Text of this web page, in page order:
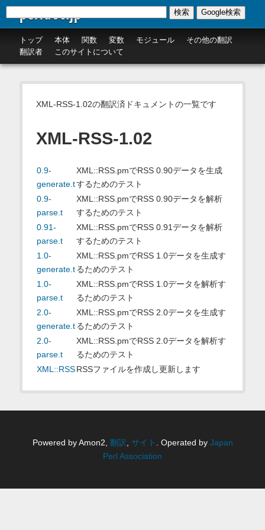
perldoc.jp
トップ 本体 関数 変数 モジュール
その他の翻訳
翻訳者
このサイトについて
検索 Google検索
XML-RSS-1.02の翻訳済ドキュメントの一覧です
XML-RSS-1.02
0.9-
generate.t
XML::RSS.pmでRSS 0.90データを生成
するためのテスト
0.9-
parse.t
XML::RSS.pmでRSS 0.90データを解析
するためのテスト
0.91-
parse.t
XML::RSS.pmでRSS 0.91データを解析
するためのテスト
1.0-
generate.t
XML::RSS.pmでRSS 1.0データを生成す
るためのテスト
1.0-
parse.t
XML::RSS.pmでRSS 1.0データを解析す
るためのテスト
2.0-
generate.t
XML::RSS.pmでRSS 2.0データを生成す
るためのテスト
2.0-
parse.t
XML::RSS.pmでRSS 2.0データを解析す
るためのテスト
XML::RSS RSSファイルを作成し更新します
Powered by Amon2, 翻訳 サイト . Operated by Japan
Perl Association